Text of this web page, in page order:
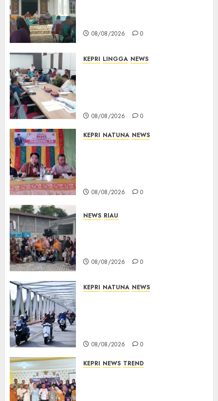
08/08/2026 0
KEPRI LINGGA NEWS
08/08/2026 0
KEPRI NATUNA NEWS
08/08/2026 0
NEWS RIAU
08/08/2026 0
KEPRI NATUNA NEWS
08/08/2026 0
KEPRI NEWS TREND